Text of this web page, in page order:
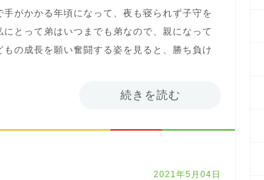
がかかる年頃になって、夜も寝られず子守を
とって弟はいつまでも弟なので、親になって
の成長を願い奮闘する姿を見ると、勝ち負け
続きを読む
2021年5月04日